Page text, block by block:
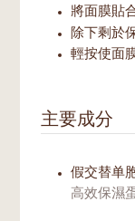
將面膜貼
除下剩於
輕按使面
主要成分
假交替单
高效保濕